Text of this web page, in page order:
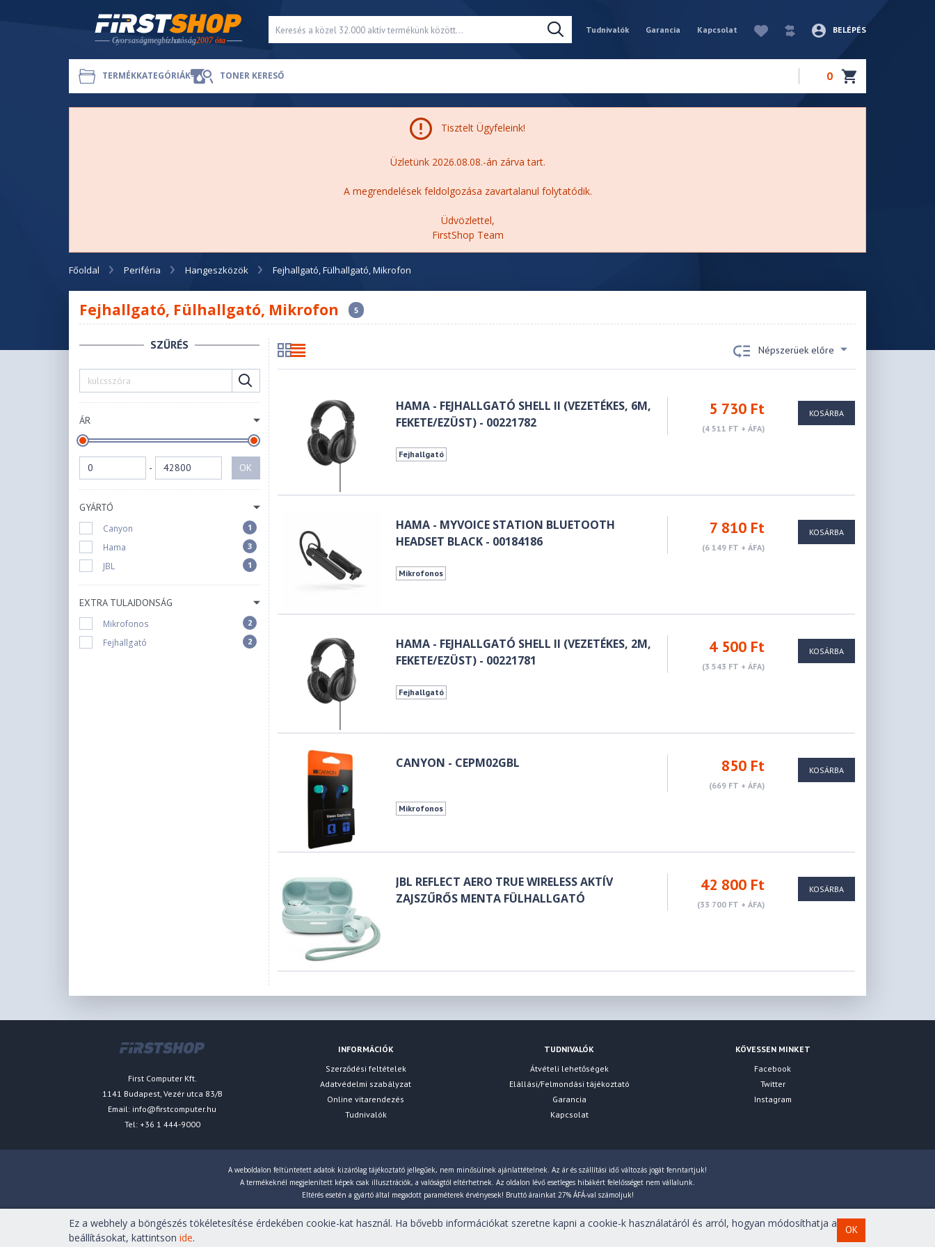
Tudnivalók Garancia Kapcsolat BELÉPÉS
TERMÉKKATEGÓRIÁK TONER KERESŐ 0
Tisztelt Ügyfeleink!
Üzletünk 2026.08.08.-án zárva tart.
A megrendelések feldolgozása zavartalanul folytatódik.
Üdvözlettel,
FirstShop Team
Főoldal Periféria Hangeszközök Fejhallgató, Fülhallgató, Mikrofon
Fejhallgató, Fülhallgató, Mikrofon 5
SZŰRÉS
ÁR
- OK
GYÁRTÓ
Canyon 1
Hama 3
JBL 1
EXTRA TULAJDONSÁG
Mikrofonos 2
Fejhallgató 2
Népszerüek előre
HAMA - FEJHALLGATÓ SHELL II (VEZETÉKES, 6M,
FEKETE/EZÜST) - 00221782
5 730 Ft
(4 511 FT + ÁFA)
Fejhallgató
KOSÁRBA
HAMA - MYVOICE STATION BLUETOOTH
HEADSET BLACK - 00184186
7 810 Ft
(6 149 FT + ÁFA)
Mikrofonos
KOSÁRBA
HAMA - FEJHALLGATÓ SHELL II (VEZETÉKES, 2M,
FEKETE/EZÜST) - 00221781
4 500 Ft
(3 543 FT + ÁFA)
Fejhallgató
KOSÁRBA
CANYON - CEPM02GBL 850 Ft
(669 FT + ÁFA)
Mikrofonos
KOSÁRBA
JBL REFLECT AERO TRUE WIRELESS AKTÍV
ZAJSZŰRŐS MENTA FÜLHALLGATÓ
42 800 Ft
(33 700 FT + ÁFA)
KOSÁRBA
First Computer Kft.
1141 Budapest, Vezér utca 83/B
Email: info@firstcomputer.hu
Tel: +36 1 444-9000
INFORMÁCIÓK
Szerződési feltételek
Adatvédelmi szabályzat
Online vitarendezés
Tudnivalók
TUDNIVALÓK
Átvételi lehetőségek
Elállási/Felmondási tájékoztató
Garancia
Kapcsolat
KÖVESSEN MINKET
Facebook
Twitter
Instagram
A weboldalon feltüntetett adatok kizárólag tájékoztató jellegűek, nem minősülnek ajánlattételnek. Az ár és szállítási idő változás jogát fenntartjuk!
A termékeknél megjelenített képek csak illusztrációk, a valóságtól eltérhetnek. Az oldalon lévő esetleges hibákért felelősséget nem vállalunk.
Eltérés esetén a gyártó által megadott paraméterek érvényesek! Bruttó árainkat 27% ÁFÁ-val számoljuk!
Copyright © 2007-2026 First Computer Kft. Minden jog fenntartva!
Ez a webhely a böngészés tökéletesítése érdekében cookie-kat használ. Ha bővebb információkat szeretne kapni a cookie-k használatáról és arról, hogyan módosíthatja a
beállításokat, kattintsonide.
OK